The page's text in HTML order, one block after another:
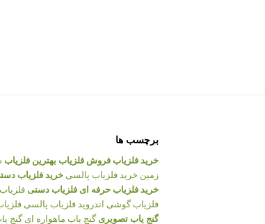
برچسب ها
خرید فلزیاب فروش فلزیاب بهترین فلزیاب
زمین خرید فلزیاب پالسی خرید فلزیاب
خرید فلزیاب حرفه ای فلزیاب دستی
فلزیاب گوشی اندروید فلزیاب پالسی
گنج یاب تصویری گنج یاب ماهواره ای گنج